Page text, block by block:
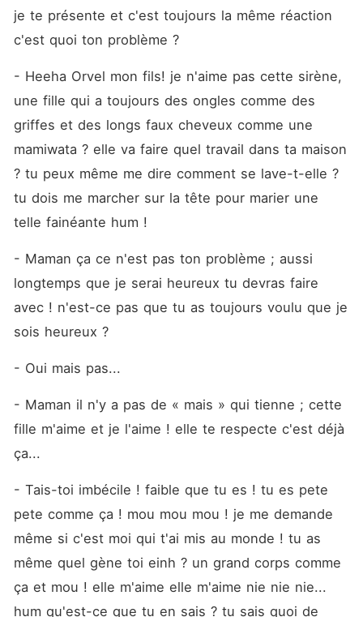
je te présente et c'est toujours la même réaction
c'est quoi ton problème ?
- Heeha Orvel mon fils! je n'aime pas cette sirène,
une fille qui a toujours des ongles comme des
griffes et des longs faux cheveux comme une
mamiwata ? elle va faire quel travail dans ta maison
? tu peux même me dire comment se lave-t-elle ?
tu dois me marcher sur la tête pour marier une
telle fainéante hum !
- Maman ça ce n'est pas ton problème ; aussi
longtemps que je serai heureux tu devras faire
avec ! n'est-ce pas que tu as toujours voulu que je
sois heureux ?
- Oui mais pas...
- Maman il n'y a pas de « mais » qui tienne ; cette
fille m'aime et je l'aime ! elle te respecte c'est déjà
ça...
- Tais-toi imbécile ! faible que tu es ! tu es pete
pete comme ça ! mou mou mou ! je me demande
même si c'est moi qui t'ai mis au monde ! tu as
même quel gène toi einh ? un grand corps comme
ça et mou ! elle m'aime elle m'aime nie nie nie...
hum qu'est-ce que tu en sais ? tu sais quoi de